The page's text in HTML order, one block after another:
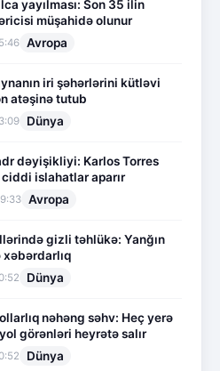
yayılması: Son 35 ilin
müşahidə olunur
Avropa
iri şəhərlərini kütləvi
atəşinə tutub
Dünya
dəyişikliyi: Karlos Torres
islahatlar aparır
Avropa
gizli təhlükə: Yanğın
Dünya
nəhəng səhv: Heç yerə
görənləri heyrətə salır
Dünya